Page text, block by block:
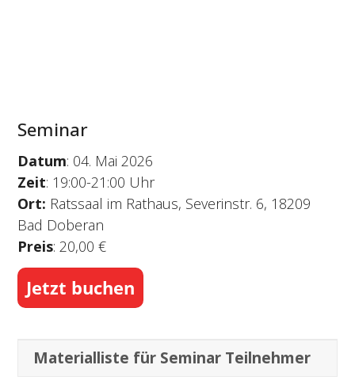
Seminar
Datum: 04. Mai 2026
Zeit: 19:00-21:00 Uhr
Ort: Ratssaal im Rathaus, Severinstr. 6, 18209
Bad Doberan
Preis: 20,00 €
Jetzt buchen
Materialliste für Seminar Teilnehmer